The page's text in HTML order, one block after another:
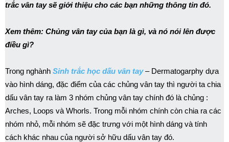
trắc vân tay sẽ giới thiệu cho các bạn những thông tin đó.
Xem thêm: Chủng vân tay của bạn là gì, và nó nói lên được
điều gì?
Trong nghành Sinh trắc học dấu vân tay– Dermatogarphy dựa
vào hình dáng, đặc điểm của các chủng vân tay thì người ta chia
dấu vân tay ra làm 3 nhóm chủng vân tay chính đó là chủng :
Arches, Loops và Whorls. Trong mỗi nhóm chính còn chia ra các
nhóm nhỏ, mỗi nhóm sẽ đặc trưng với một hình dáng và tính
cách khác nhau của người sở hữu dấu vân tay đó.